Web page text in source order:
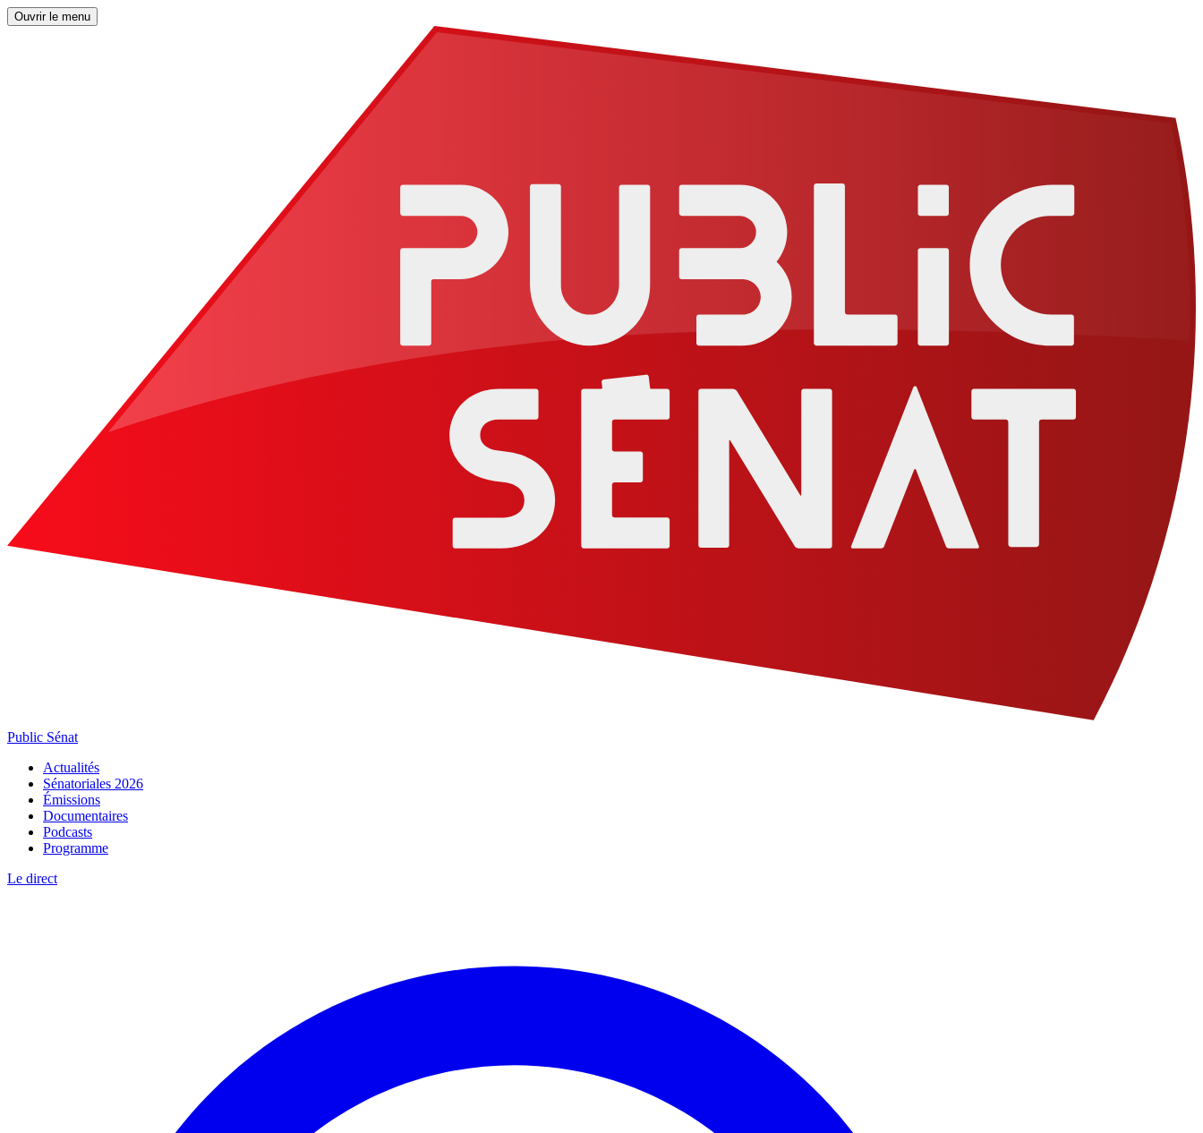
Ouvrir le menu
Public Sénat
Actualités
Sénatoriales 2026
Émissions
Documentaires
Podcasts
Programme
Le direct